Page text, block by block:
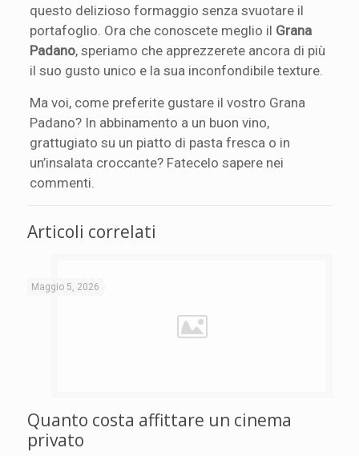
questo delizioso formaggio senza svuotare il
portafoglio. Ora che conoscete meglio il Grana
Padano, speriamo che apprezzerete ancora di più
il suo gusto unico e la sua inconfondibile texture.
Ma voi, come preferite gustare il vostro Grana
Padano? In abbinamento a un buon vino,
grattugiato su un piatto di pasta fresca o in
un’insalata croccante? Fatecelo sapere nei
commenti.
Articoli correlati
Maggio 5, 2026
Quanto costa affittare un cinema
privato